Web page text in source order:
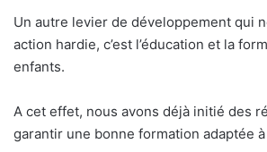
Un autre levier de développement qui
action hardie, c’est l’éducation et la
enfants.
A cet effet, nous avons déjà initié des
garantir une bonne formation adaptée